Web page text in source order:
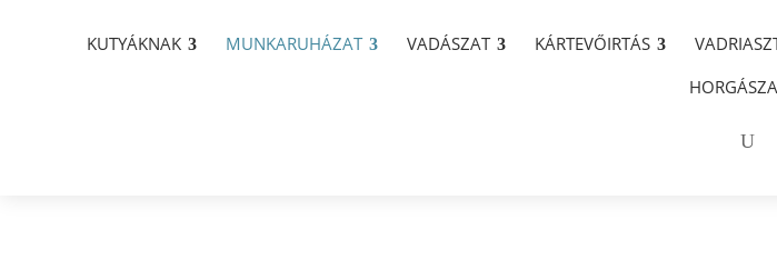
KUTYÁKNAK MUNKARUHÁZAT VADÁSZAT KÁRTEVŐIRTÁS